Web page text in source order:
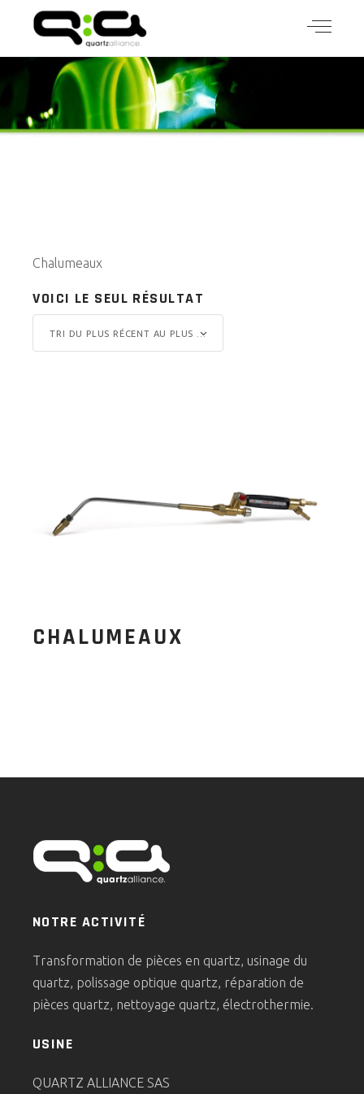
Chalumeaux
VOICI LE SEUL RÉSULTAT
TRI DU PLUS RÉCENT AU PLUS ANCIEN
CHALUMEAUX
NOTRE ACTIVITÉ
Transformation de pièces en quartz, usinage du
quartz, polissage optique quartz, réparation de
pièces quartz, nettoyage quartz, électrothermie.
USINE
QUARTZ ALLIANCE SAS